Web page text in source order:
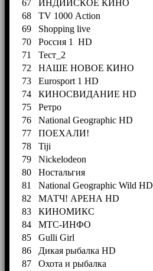
67
ИНДИЙСКОЕ КИНО
68
TV 1000 Action
69
Shopping live
70
Россия 1 HD
71
Тест_2
72
НАШЕ НОВОЕ КИНО
73
Eurosport 1 HD
74
КИНОСВИДАНИЕ HD
75
Ретро
76
National Geographic HD
77
ПОЕХАЛИ!
78
Tiji
79
Nickelodeon
80
Ностальгия
81
National Geographic Wild HD
82
МАТЧ! АРЕНА HD
83
КИНОМИКС
84
МТС-ИНФО
85
Gulli Girl
86
Дикая рыбалка HD
87
Охота и рыбалка